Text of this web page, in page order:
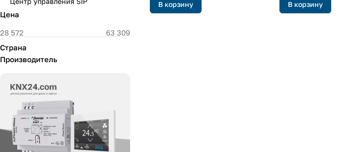
В корзину В корзину
Цена
Страна
Производитель